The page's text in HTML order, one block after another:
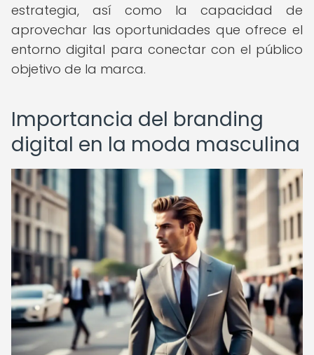
estrategia, así como la capacidad de
aprovechar las oportunidades que ofrece el
entorno digital para conectar con el público
objetivo de la marca.
Importancia del branding
digital en la moda masculina